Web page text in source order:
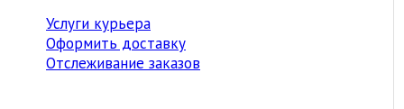
Услуги курьера
Оформить доставку
Отслеживание заказов